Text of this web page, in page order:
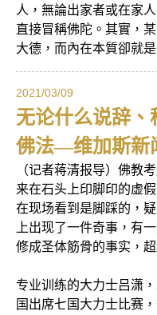
人，無論出家者或在家
直接冒稱佛陀。其實，
大德，而內在本質卻就是
2021/03/09
无论什么说辞、
佛法—维加斯新
（记者蒋清报导）佛教
来在石头上印脚印的虚
在现场看到是脚踩的，
上出现了一件奇事，有
修成圣体筋骨的事实，
专业训练的大力士吕潇
国出席七国大力士比赛